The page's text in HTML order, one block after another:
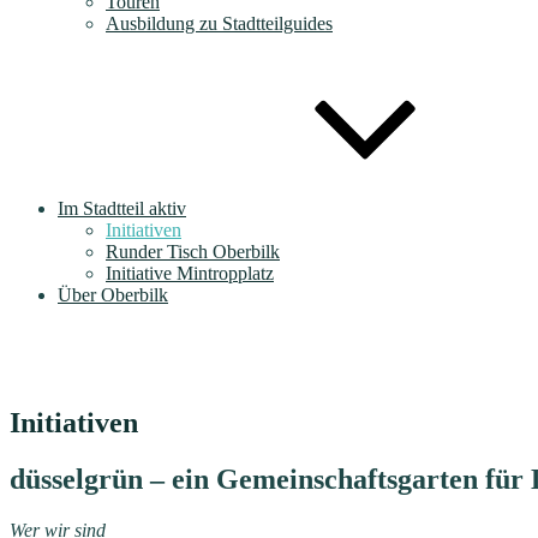
Ausbildung zu Stadtteilguides
Im Stadtteil aktiv
Initiativen
Runder Tisch Oberbilk
Initiative Mintropplatz
Über Oberbilk
Initiativen
düsselgrün – ein Gemeinschaftsgarten für
Wer wir sind